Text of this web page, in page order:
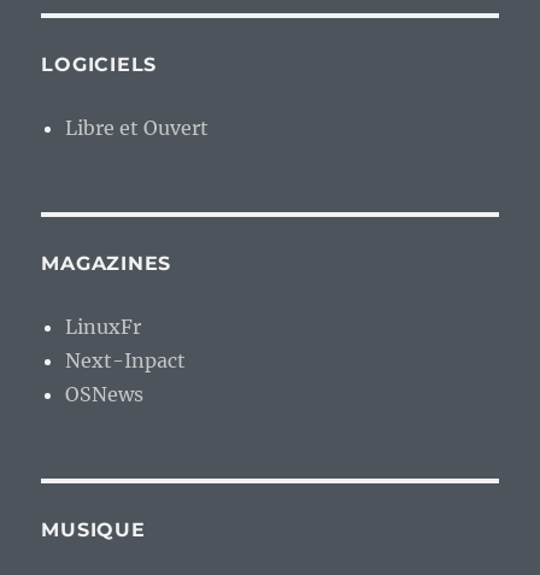
LOGICIELS
Libre et Ouvert
MAGAZINES
LinuxFr
Next-Inpact
OSNews
MUSIQUE